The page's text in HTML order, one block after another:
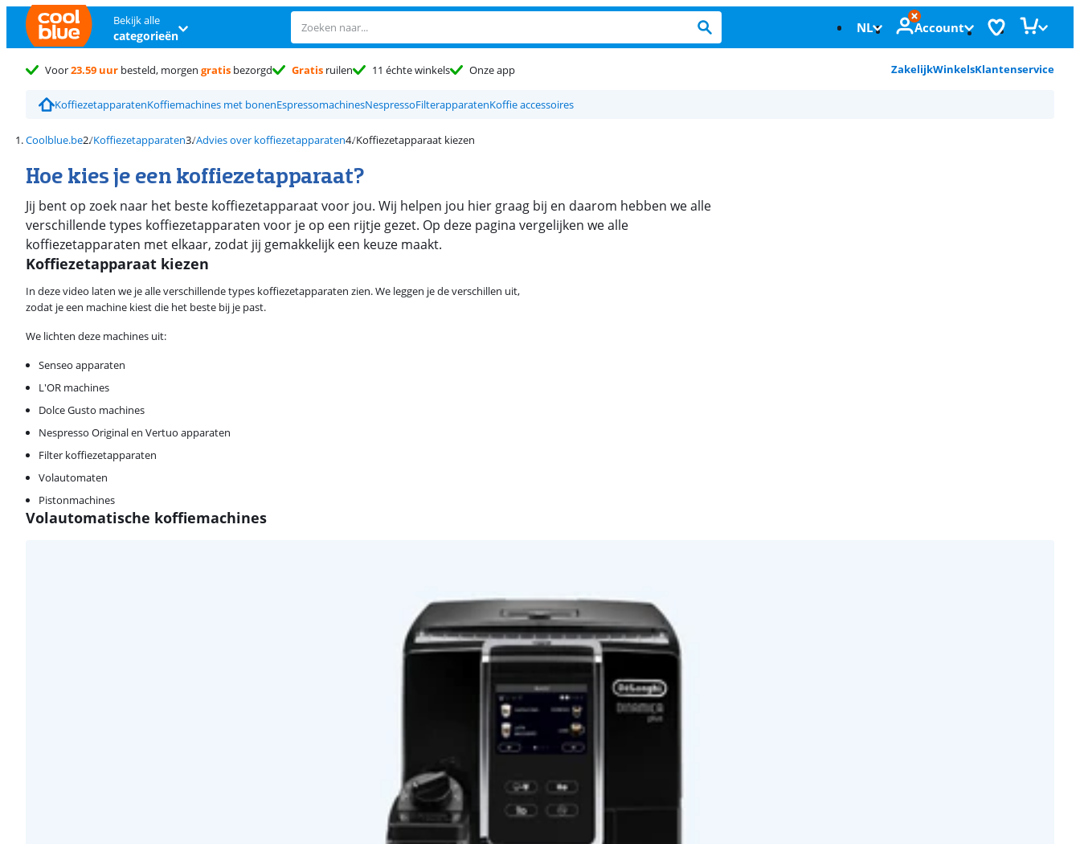
Bekijk alle
categorieën NL Account
Voor23.59 uur besteld, morgen gratis bezorgd Gratis ruilen 11 échte winkels Onze app ZakelijkWinkelsKlantenservice
KoffiezetapparatenKoffiemachines met bonenEspressomachinesNespressoFilterapparatenKoffie accessoires
Coolblue.be Koffiezetapparaten Advies over koffiezetapparaten Koffiezetapparaat kiezen
Hoe kies je een koffiezetapparaat?
Jij bent op zoek naar het beste koffiezetapparaat voor jou. Wij helpen jou hier graag bij en daarom hebben we alle
verschillende types koffiezetapparaten voor je op een rijtje gezet. Op deze pagina vergelijken we alle
koffiezetapparaten met elkaar, zodat jij gemakkelijk een keuze maakt.
Koffiezetapparaat kiezen
In deze video laten we je alle verschillende types koffiezetapparaten zien. We leggen je de verschillen uit,
zodat je een machine kiest die het beste bij je past.
We lichten deze machines uit:
Senseo apparaten
L'OR machines
Dolce Gusto machines
Nespresso Original en Vertuo apparaten
Filter koffiezetapparaten
Volautomaten
Pistonmachines
Volautomatische koffiemachines